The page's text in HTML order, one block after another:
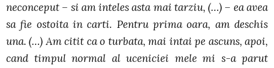
neconceput – si am inteles asta mai tarziu, (…) – ea avea
sa fie ostoita in carti. Pentru prima oara, am deschis
una. (…) Am citit ca o turbata, mai intai pe ascuns, apoi,
cand timpul normal al uceniciei mele mi s-a parut